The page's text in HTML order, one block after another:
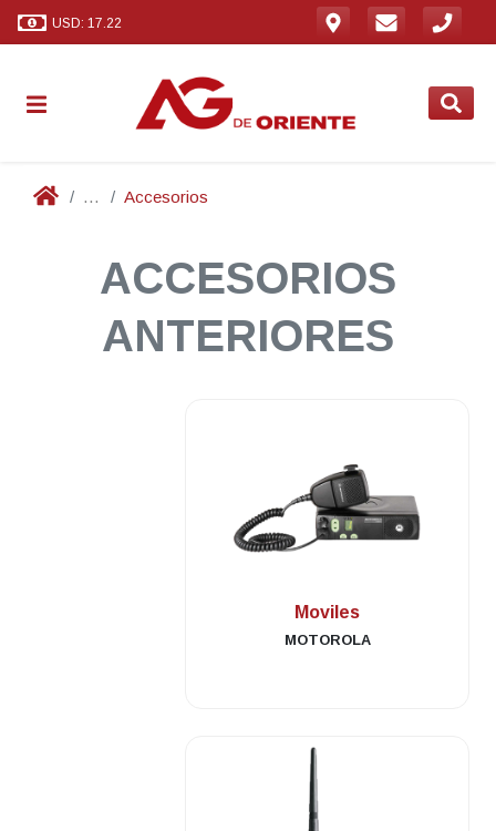
USD: 17.22
... Accesorios
ACCESORIOS
ANTERIORES
Moviles
MOTOROLA